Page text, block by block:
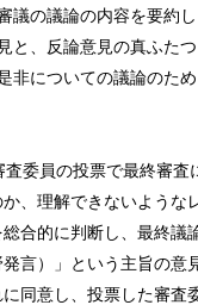
議の議論の内容を要約
と、反論意見の真ふた
非についての議論のた
委員の投票で最終審査
、理解できないような
合的に判断し、最終議
言）」という主旨の意
同意し、投票した審査